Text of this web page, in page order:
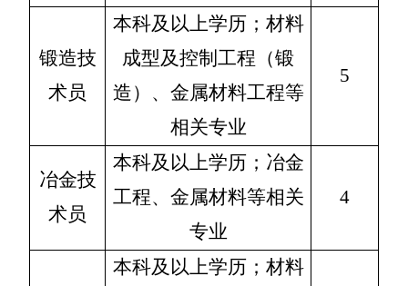
锻造技
术员
本科及以上学历；材料
成型及控制工程（锻
造）、金属材料工程等
相关专业
5
冶金技
术员
本科及以上学历；冶金
工程、金属材料等相关
专业
4
本科及以上学历；材料